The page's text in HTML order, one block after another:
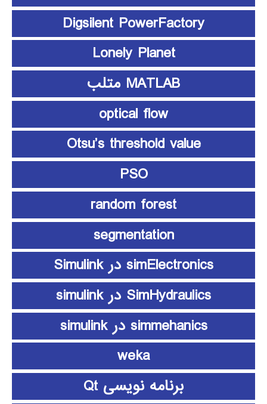
Digsilent PowerFactory
Lonely Planet
MATLAB متلب
optical flow
Otsu’s threshold value
PSO
random forest
segmentation
simElectronics در Simulink
SimHydraulics در simulink
simmehanics در simulink
weka
برنامه نویسی Qt